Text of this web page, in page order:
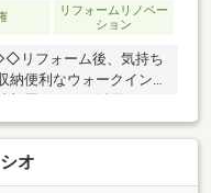
リフォームリノベー
ション
フォーム後、気持ち
納便利なウォークイン
部屋などにも活用でき
・壁、天井全室ク
廊下フローリング張
替・システムキッチン
ニットバス新調（電気
オ